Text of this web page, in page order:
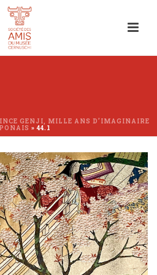
GENJI, MILLE ANS D’IMAGINAIRE
»44.1